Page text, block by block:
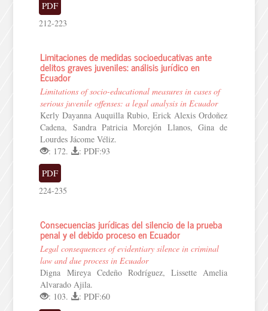
PDF
212-223
Limitaciones de medidas socioeducativas ante
delitos graves juveniles: análisis jurídico en
Ecuador
Limitations of socio-educational measures in cases of
serious juvenile offenses: a legal analysis in Ecuador
Kerly Dayanna Auquilla Rubio, Erick Alexis Ordoñez
Cadena, Sandra Patricia Morejón Llanos, Gina de
Lourdes Jácome Véliz.
: 172.
: PDF:93
PDF
224-235
Consecuencias jurídicas del silencio de la prueba
penal y el debido proceso en Ecuador
Legal consequences of evidentiary silence in criminal
law and due process in Ecuador
Digna Mireya Cedeño Rodríguez, Lissette Amelia
Alvarado Ajila.
: 103.
: PDF:60